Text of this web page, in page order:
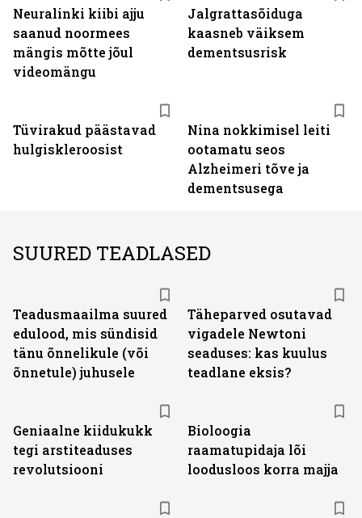
Neuralinki kiibi ajju
saanud noormees
mängis mõtte jõul
videomängu
Jalgrattasõiduga
kaasneb väiksem
dementsusrisk
Tüvirakud päästavad
hulgiskleroosist
Nina nokkimisel leiti
ootamatu seos
Alzheimeri tõve ja
dementsusega
SUURED TEADLASED
Teadusmaailma suured
edulood, mis sündisid
tänu õnnelikule (või
õnnetule) juhusele
Täheparved osutavad
vigadele Newtoni
seaduses: kas kuulus
teadlane eksis?
Geniaalne kiidukukk
tegi arstiteaduses
revolutsiooni
Bioloogia
raamatupidaja lõi
loodusloos korra majja